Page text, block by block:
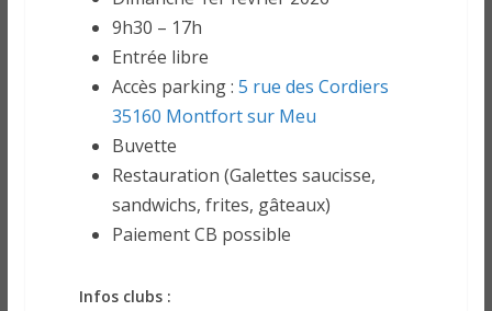
9h30 – 17h
Entrée libre
Accès parking : 5 rue des Cordiers
35160 Montfort sur Meu
Buvette
Restauration (Galettes saucisse,
sandwichs, frites, gâteaux)
Paiement CB possible
Infos clubs :